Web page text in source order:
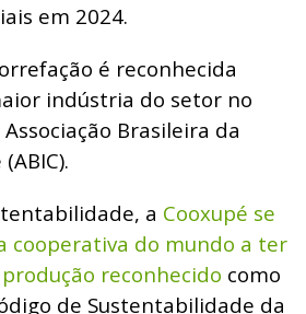
em 2024.
é reconhecida
indústria do setor no
Brasileira da
a Cooxupé se
cooperativa do mundo a ter
reconhecido como
de Sustentabilidade da